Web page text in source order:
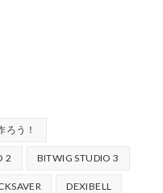
う！
2 BITWIG STUDIO 3
DEXIBELL